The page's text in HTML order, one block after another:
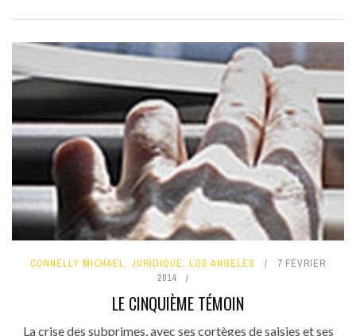
CONNELLY MICHAEL, JURIDIQUE, LOS ANGELES
7 FÉVRIER
2014
LE CINQUIÈME TÉMOIN
La crise des subprimes, avec ses cortèges de saisies et ses